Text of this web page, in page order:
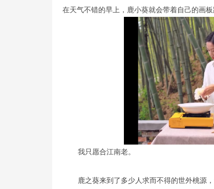
在天气不错的早上，鹿小葵就会带着自己的画
我只愿合江南老。
鹿之葵来到了多少人求而不得的世外桃源